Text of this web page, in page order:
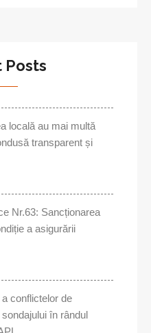
Posts
locală au mai multă
transparent și
Nr.63: Sancționarea
a asigurării
conflictelor de
în rândul